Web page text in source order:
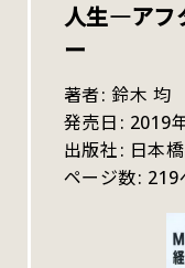
人生―アフ
ー
著者 鈴木 均
発売日
2019
出版社
日本
ページ数 219